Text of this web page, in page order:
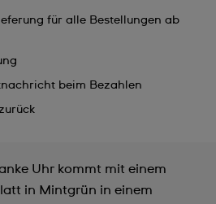
für alle Bestellungen ab
beim Bezahlen
Uhr kommt mit einem
in Mintgrün in einem